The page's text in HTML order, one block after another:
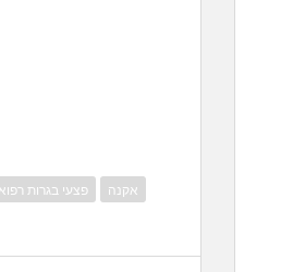
אקנה פצעי בגרות